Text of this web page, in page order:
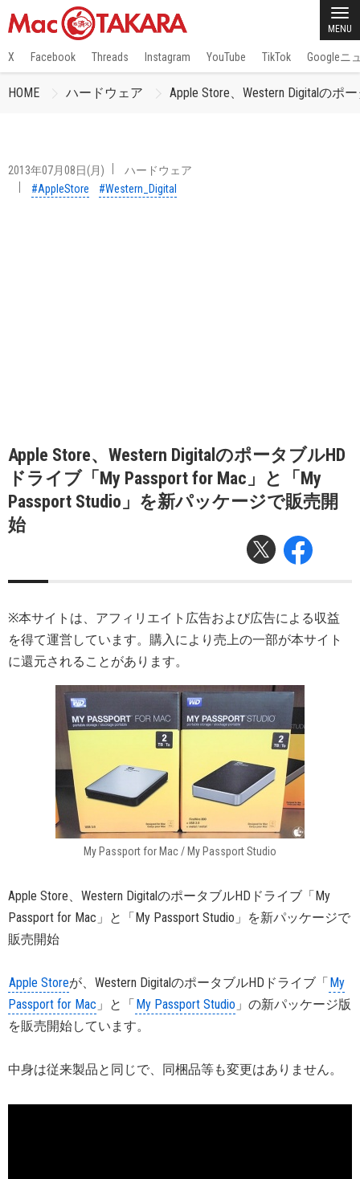
MENU
X Facebook Threads Instagram YouTube TikTok Googleニ
HOME ハードウェア Apple Store、Western Digitalのポ
2013年07月08日(月)
ハードウェア
#AppleStore
#Western_Digital
Apple Store、Western DigitalのポータブルHD
ドライブ「My Passport for Mac」と「My
Passport Studio」を新パッケージで販売開
始
※本サイトは、アフィリエイト広告および広告による収益
を得て運営しています。購入により売上の一部が本サイト
に還元されることがあります。
My Passport for Mac / My Passport Studio
Apple Store、Western DigitalのポータブルHDドライブ「My
Passport for Mac」と「My Passport Studio」を新パッケージで
販売開始
Apple Storeが、Western DigitalのポータブルHDドライブ「My
Passport for Mac 」と「My Passport Studio 」の新パッケージ版
を販売開始しています。
中身は従来製品と同じで、同梱品等も変更はありません。